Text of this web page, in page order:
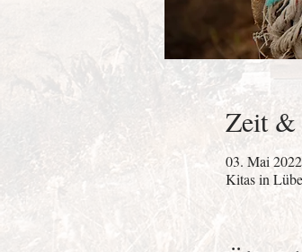
Zeit
03. Mai
Kitas in